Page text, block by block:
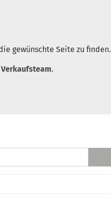
gewünschte Seite zu finden.
Verkaufsteam.